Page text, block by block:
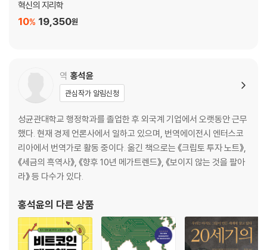
제8장 중동 무장단체는 무엇을 노리는가_중동 리스크
사우디아라비아-이란, 중동의 양대 패권국
개혁 성향의 대통령 당선이 이란 경제에 가져올 변화
중동의 위기가 주식시장에 미치는 영향
제9장 그들에게 새로운 길은 없었다_북한 리스크
북한 경협 수혜주가 몰락한 배경
대북 수혜주가 다시 나타나기 어려운 이유
죄수의 딜레마로 이해하는 미국과 북한의 불신 지옥
북한이 자본주의를 감당할 수 없는 이유
혁신의 지리학
19,350원
10%
역 홍석윤
관심작가 알림신청
성균관대학교 행정학과를 졸업한 후 외국계 기업에서 오랫동안 근무
했다. 현재 경제 언론사에서 일하고 있으며, 번역에이전시 엔터스코
리아에서 번역가로 활동 중이다. 옮긴 책으로는 《크립토 투자 노트》,
《세금의 흑역사》, 《향후 10년 메가트렌드》, 《보이지 않는 것을 팔아
라》 등 다수가 있다.
홍석윤의 다른 상품